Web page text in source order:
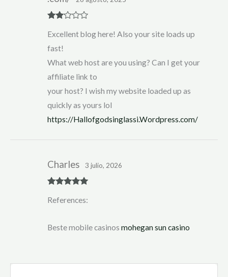
d2
of 5
Excellent blog here! Also your site loads up
fast!
What web host are you using? Can I get your
affiliate link to
your host? I wish my website loaded up as
quickly as yours lol
https://Hallofgodsinglassi.Wordpress.com/
of 5
Charles 3 julio, 2026
References:
Beste mobile casinosmohegan sun casino